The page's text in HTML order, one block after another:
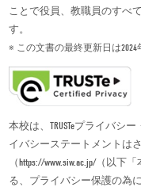
ことで役員、教職員のすべ
す。
※ この文書の最終更新日は2024
本校は、TRUSTeプライバシ
イバシーステートメントは
（https://www.siw.ac.jp/（以
る、プライバシー保護の為